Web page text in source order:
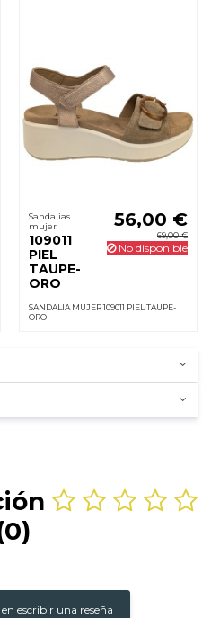
Sandalias
mujer
109011
PIEL
TAUPE-
ORO
56,00 €
69,00 €
No disponible
SANDALIA MUJER 109011 PIEL TAUPE-
ORO
escribir una reseña